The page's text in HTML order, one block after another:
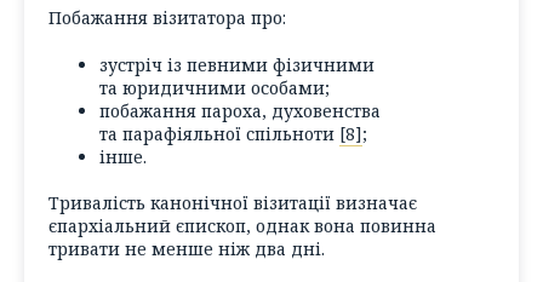
Побажання візитатора про:
зустріч із певними фізичними
та юридичними особами;
побажання пароха, духовенства
та парафіяльної спільноти [8];
інше.
Тривалість канонічної візитації визначає
єпархіальний єпископ, однак вона повинна
тривати не менше ніж два дні.